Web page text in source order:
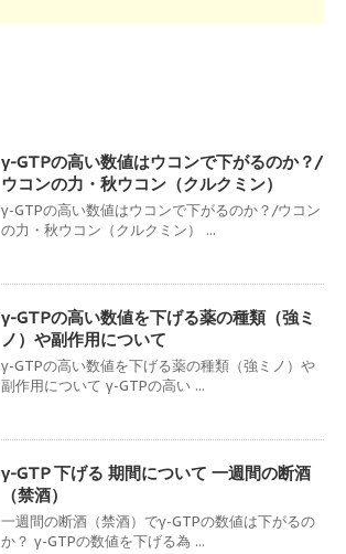
γ-GTPの高い数値はウコンで下がるのか？/
ウコンの力・秋ウコン（クルクミン）
γ-GTPの高い数値はウコンで下がるのか？/ウコン
の力・秋ウコン（クルクミン） ...
γ-GTPの高い数値を下げる薬の種類（強ミ
ノ）や副作用について
γ-GTPの高い数値を下げる薬の種類（強ミノ）や
副作用について γ-GTPの高い ...
γ-GTP 下げる 期間について 一週間の断酒
（禁酒）
一週間の断酒（禁酒）でγ-GTPの数値は下がるの
か？ γ-GTPの数値を下げる為 ...